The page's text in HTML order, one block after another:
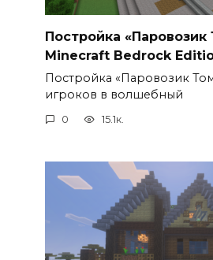
Постройка «Паровозик
Minecraft Bedrock
Постройка «Паровозик
игроков в волшебный
0 15.1к.